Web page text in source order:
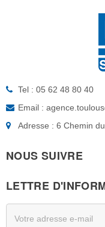
Tel : 05 62 48 80 40
Email :
Adresse : 6 Chemin
NOUS SUIVRE
LETTRE